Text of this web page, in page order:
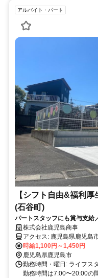
アルバイト・パート
【シフト自由&福利
(石谷町)
パートスタッフにも賞与支給
やすさ◎／人間関係◎／扶養
株式会社鹿児島商事
アクセス: 鹿児島県鹿児島市石谷町 1605-5 松元ICから車で約2分 マイ
カー（自動車）通勤OKで
時給1,100円～1,450円
鹿児島県鹿児島市
勤務時間・曜日: ライフス
勤務時間は7:00〜20:00の